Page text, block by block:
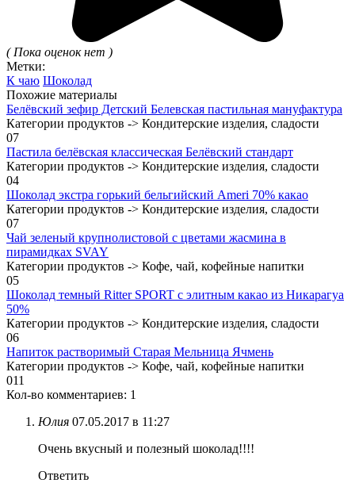
( Пока оценок нет )
Метки:
К чаю Шоколад
Похожие материалы
Белёвский зефир Детский Белевская пастильная мануфактура
Категории продуктов -> Кондитерские изделия, сладости
07
Пастила белёвская классическая Белёвский стандарт
Категории продуктов -> Кондитерские изделия, сладости
04
Шоколад экстра горький бельгийский Ameri 70% какао
Категории продуктов -> Кондитерские изделия, сладости
07
Чай зеленый крупнолистовой с цветами жасмина в
пирамидках SVAY
Категории продуктов -> Кофе, чай, кофейные напитки
05
Шоколад темный Ritter SPORT с элитным какао из Никарагуа
50%
Категории продуктов -> Кондитерские изделия, сладости
06
Напиток растворимый Старая Мельница Ячмень
Категории продуктов -> Кофе, чай, кофейные напитки
011
Кол-во комментариев: 1
Юлия 07.05.2017 в 11:27
Очень вкусный и полезный шоколад!!!!
Ответить